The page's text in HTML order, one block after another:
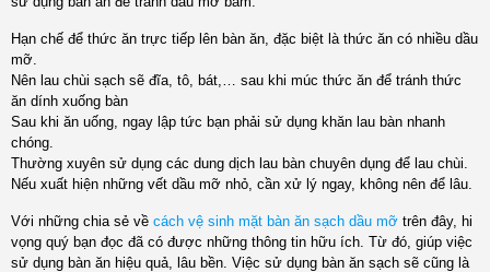
Hạn chế để thức ăn trực tiếp lên bàn ăn, đặc biệt là thức ăn có nhiều dầu
mỡ.
Nên lau chùi sạch sẽ đĩa, tô, bát,… sau khi múc thức ăn để tránh thức
ăn dính xuống bàn
Sau khi ăn uống, ngay lập tức bạn phải sử dụng khăn lau bàn nhanh
chóng.
Thường xuyên sử dụng các dung dịch lau bàn chuyên dụng để lau chùi.
Nếu xuất hiện những vết dầu mỡ nhỏ, cần xử lý ngay, không nên để lâu.
Với những chia sẻ về cách vệ sinh mặt bàn ăn sạch dầu mỡ trên đây, hi
vọng quý bạn đọc đã có được những thông tin hữu ích. Từ đó, giúp việc
sử dụng bàn ăn hiệu quả, lâu bền. Việc sử dụng bàn ăn sạch sẽ cũng là